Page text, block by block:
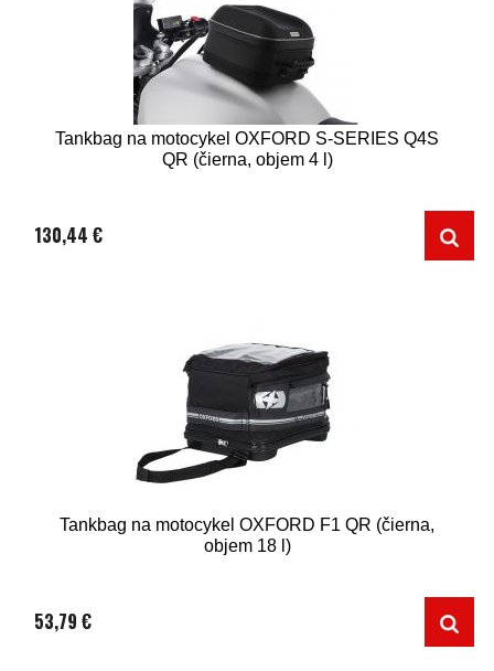
Tankbag na motocykel OXFORD S-SERIES Q4S
QR (čierna, objem 4 l)
130,44 €
Tankbag na motocykel OXFORD F1 QR (čierna,
objem 18 l)
53,79 €